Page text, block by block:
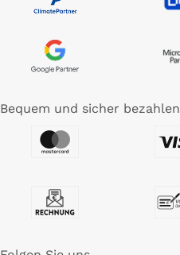
Bequem und sicher bezahlen